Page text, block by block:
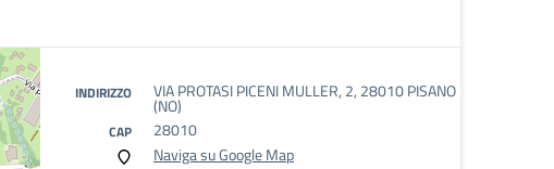
INDIRIZZO VIA PROTASI PICENI MULLER, 2, 28010 PISANO
(NO)
CAP
28010
Naviga su Google Map